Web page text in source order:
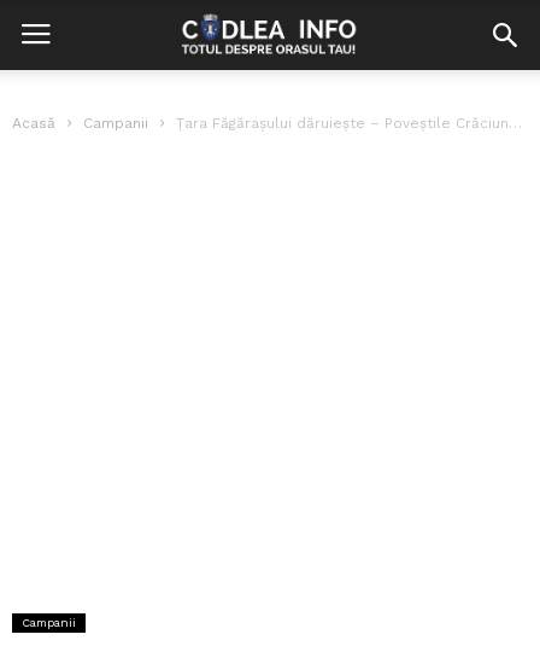
Acasă Campanii Țara Făgărașului dăruiește – Poveștile Crăciunului de la margine de sat
Campanii